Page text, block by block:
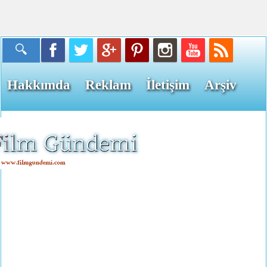
Hakkımda Reklam İletişim Arşiv